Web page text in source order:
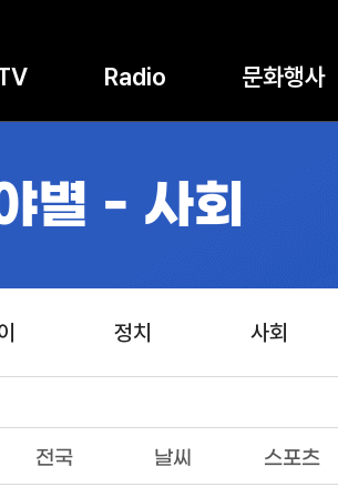
Radio 문화행사
별 - 사회
정치 사회
전국 날씨 스포츠